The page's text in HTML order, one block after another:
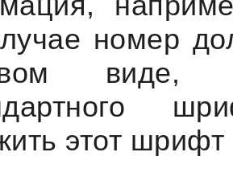
номер
виде,
этот